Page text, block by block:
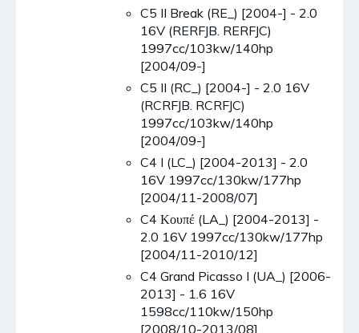
C5 II Break (RE_) [2004-] - 2.0
16V (RERFJB. RERFJC)
1997cc/103kw/140hp
[2004/09-]
C5 II (RC_) [2004-] - 2.0 16V
(RCRFJB. RCRFJC)
1997cc/103kw/140hp
[2004/09-]
C4 I (LC_) [2004-2013] - 2.0
16V 1997cc/130kw/177hp
[2004/11-2008/07]
C4 Κουπέ (LA_) [2004-2013] -
2.0 16V 1997cc/130kw/177hp
[2004/11-2010/12]
C4 Grand Picasso I (UA_) [2006-
2013] - 1.6 16V
1598cc/110kw/150hp
[2008/10-2013/08]